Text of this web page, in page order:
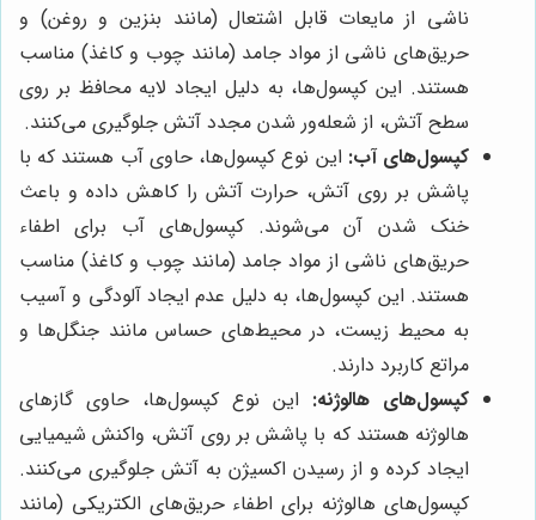
ناشی از مایعات قابل اشتعال (مانند بنزین و روغن) و
حریق‌های ناشی از مواد جامد (مانند چوب و کاغذ) مناسب
هستند. این کپسول‌ها، به دلیل ایجاد لایه محافظ بر روی
سطح آتش، از شعله‌ور شدن مجدد آتش جلوگیری می‌کنند.
کپسول‌های آب: این نوع کپسول‌ها، حاوی آب هستند که با
پاشش بر روی آتش، حرارت آتش را کاهش داده و باعث
خنک شدن آن می‌شوند. کپسول‌های آب برای اطفاء
حریق‌های ناشی از مواد جامد (مانند چوب و کاغذ) مناسب
هستند. این کپسول‌ها، به دلیل عدم ایجاد آلودگی و آسیب
به محیط زیست، در محیط‌های حساس مانند جنگل‌ها و
مراتع کاربرد دارند.
کپسول‌های هالوژنه: این نوع کپسول‌ها، حاوی گازهای
هالوژنه هستند که با پاشش بر روی آتش، واکنش شیمیایی
ایجاد کرده و از رسیدن اکسیژن به آتش جلوگیری می‌کنند.
کپسول‌های هالوژنه برای اطفاء حریق‌های الکتریکی (مانند